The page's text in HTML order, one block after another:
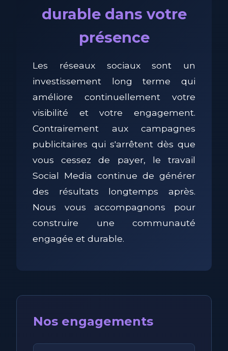
durable dans votre
présence
Les réseaux sociaux sont un
investissement long terme qui
améliore continuellement votre
visibilité et votre engagement.
Contrairement aux campagnes
publicitaires qui s'arrêtent dès que
vous cessez de payer, le travail
Social Media continue de générer
des résultats longtemps après.
Nous vous accompagnons pour
construire une communauté
engagée et durable.
Nos engagements